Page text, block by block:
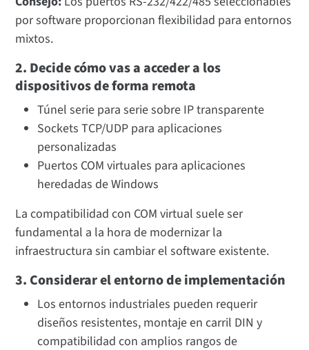
por software proporcionan flexibilidad para entornos
mixtos.
2. Decide cómo vas a acceder a los
dispositivos de forma remota
Túnel serie para serie sobre IP transparente
Sockets TCP/UDP para aplicaciones
personalizadas
Puertos COM virtuales para aplicaciones
heredadas de Windows
La compatibilidad con COM virtual suele ser
fundamental a la hora de modernizar la
infraestructura sin cambiar el software existente.
3. Considerar el entorno de implementación
Los entornos industriales pueden requerir
diseños resistentes, montaje en carril DIN y
compatibilidad con amplios rangos de